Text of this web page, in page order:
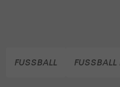
FUSSBALL FUSSBALL